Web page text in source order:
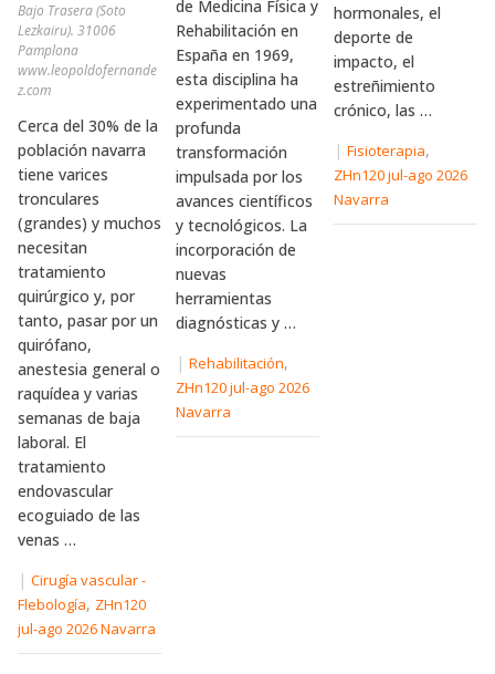
Bajo Trasera (Soto
Lezkairu). 31006
Pamplona
www.leopoldofernande
z.com
Cerca del 30% de la
población navarra
tiene varices
tronculares
(grandes) y muchos
necesitan
tratamiento
quirúrgico y, por
tanto, pasar por un
quirófano,
anestesia general o
raquídea y varias
semanas de baja
laboral. El
tratamiento
endovascular
ecoguiado de las
venas …
| Cirugía vascular -
Flebología, ZHn120
jul-ago 2026 Navarra
de Medicina Física y
Rehabilitación en
España en 1969,
esta disciplina ha
experimentado una
profunda
transformación
impulsada por los
avances científicos
y tecnológicos. La
incorporación de
nuevas
herramientas
diagnósticas y …
| Rehabilitación,
ZHn120 jul-ago 2026
Navarra
hormonales, el
deporte de
impacto, el
estreñimiento
crónico, las …
| Fisioterapia,
ZHn120 jul-ago 2026
Navarra